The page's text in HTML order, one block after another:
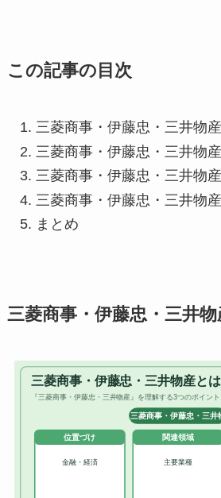
この記事の目次
三菱商事・伊藤忠・三井物
三菱商事・伊藤忠・三井物
三菱商事・伊藤忠・三井物
三菱商事・伊藤忠・三井物
まとめ
三菱商事・伊藤忠・三井